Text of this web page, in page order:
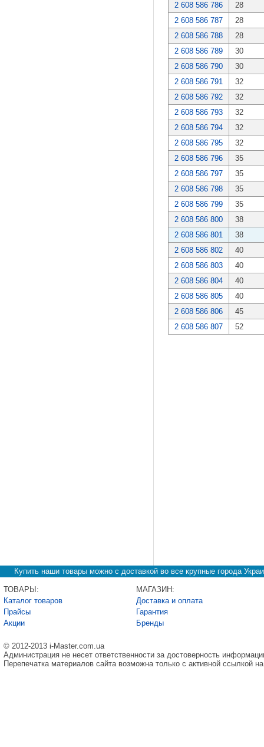
2 608 586 786
28
2 608 586 787
28
2 608 586 788
28
2 608 586 789
30
2 608 586 790
30
2 608 586 791
32
2 608 586 792
32
2 608 586 793
32
2 608 586 794
32
2 608 586 795
32
2 608 586 796
35
2 608 586 797
35
2 608 586 798
35
2 608 586 799
35
2 608 586 800
38
2 608 586 801
38
2 608 586 802
40
2 608 586 803
40
2 608 586 804
40
2 608 586 805
40
2 608 586 806
45
2 608 586 807
52
Купить наши товары можно с доставкой во все крупные города
ТОВАРЫ:
Каталог товаров
Прайсы
Акции
МАГАЗИН:
Доставка и оплата
Гарантия
Бренды
© 2012-2013 i-Master.com.ua
Администрация не несет ответственности за достоверность
Перепечатка материалов сайта возможна только с активной ссылкой